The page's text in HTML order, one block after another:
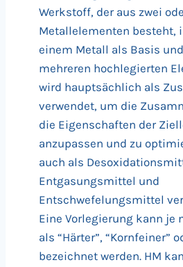
Werkstoff, der aus zwei
Metallelementen besteht,
einem Metall als Basis
mehreren hochlegierten
wird hauptsächlich als
verwendet, um die
die Eigenschaften der
anzupassen und zu
auch als
Entgasungsmittel und
Entschwefelungsmittel
Eine Vorlegierung kann je
als “Härter”, “Kornfeiner”
bezeichnet werden. HM